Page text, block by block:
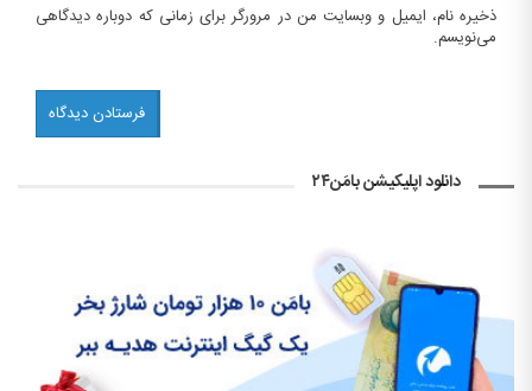
ذخیره نام، ایمیل و وبسایت من در مرورگر برای زمانی که دوباره دیدگاهی
می‌نویسم.
دانلود اپلیکیشن بامَن۲۴